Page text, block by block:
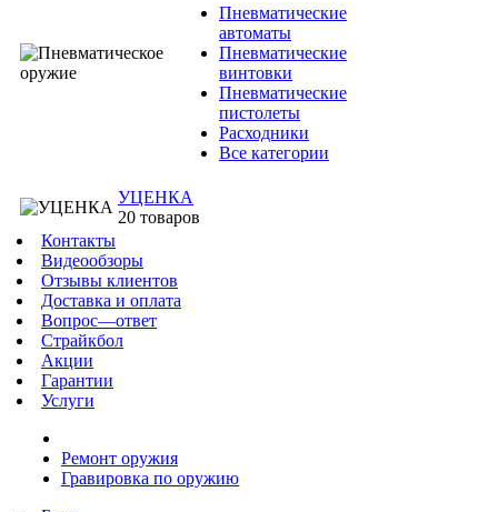
Пневматические
автоматы
Пневматические
винтовки
Пневматические
пистолеты
Расходники
Все категории
УЦЕНКА
20 товаров
Контакты
Видеообзоры
Отзывы клиентов
Доставка и оплата
Вопрос—ответ
Страйкбол
Акции
Гарантии
Услуги
Ремонт оружия
Гравировка по оружию